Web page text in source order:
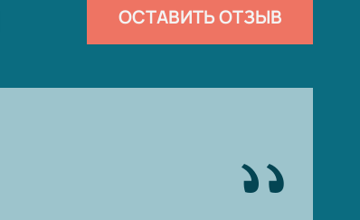
ОСТАВИТЬ ОТЗЫВ